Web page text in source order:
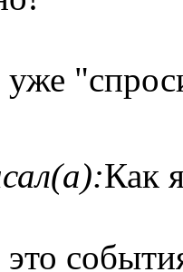
уже
Как
это